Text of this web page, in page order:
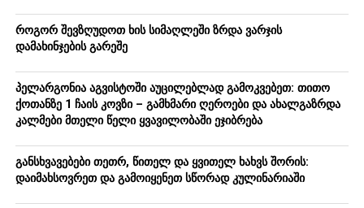
როგორ შევზღუდოთ ხის სიმაღლეში ზრდა ვარჯის
დამახინჯების გარეშე
პელარგონია აგვისტოში აუცილებლად გამოკვებეთ: თითო
ქოთანზე 1 ჩაის კოვზი – გამხმარი ღეროები და ახალგაზრდა
კალმები მთელი წელი ყვავილობაში ეჯიბრება
განსხვავებები თეთრ, წითელ და ყვითელ ხახვს შორის:
დაიმახსოვრეთ და გამოიყენეთ სწორად კულინარიაში